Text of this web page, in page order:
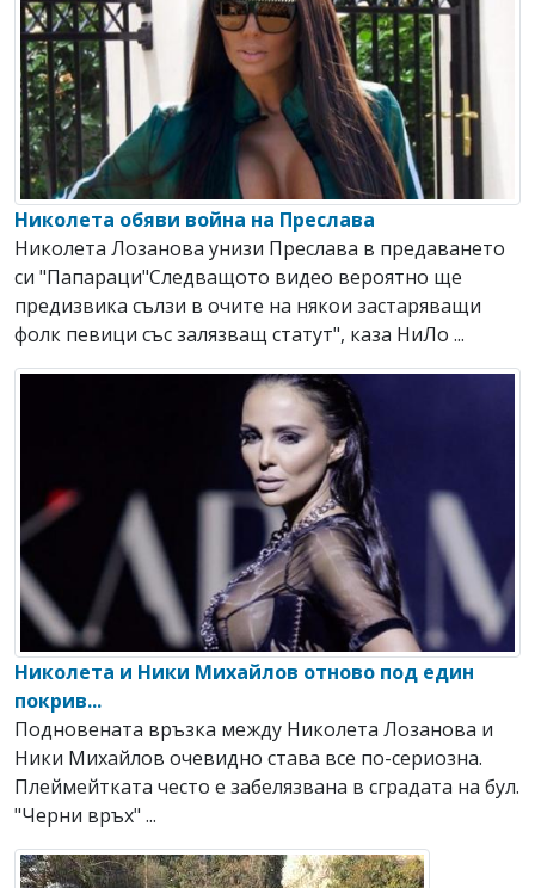
Николета обяви война на Преслава
Николета Лозанова унизи Преслава в предаването
си "Папараци"Следващото видео вероятно ще
предизвика сълзи в очите на някои застаряващи
фолк певици със залязващ статут", каза НиЛо ...
Николета и Ники Михайлов отново под един
покрив...
Подновената връзка между Николета Лозанова и
Ники Михайлов очевидно става все по-сериозна.
Плеймейтката често е забелязвана в сградата на бул.
"Черни връх" ...